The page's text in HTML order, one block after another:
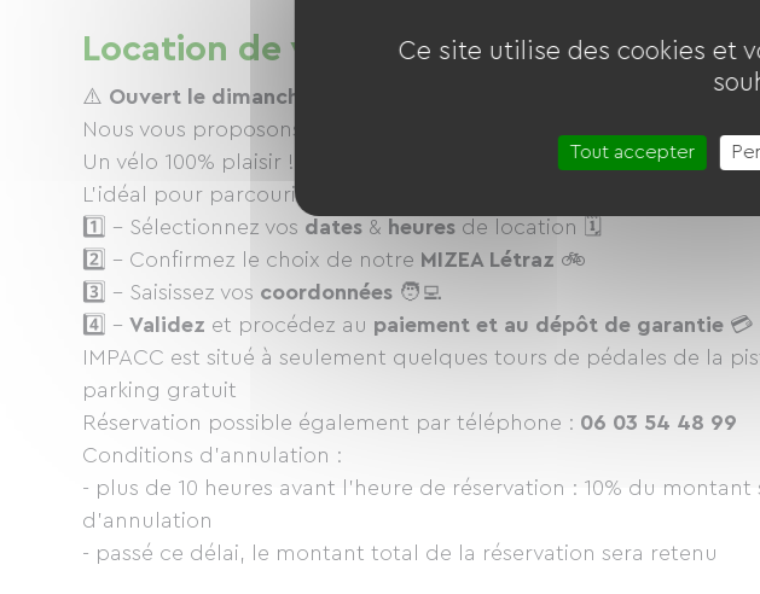
Location de vélos à IMPACC
⚠️ Ouvert le dimanche et jours fériés UNIQUEMENT sur réservation
Nous vous proposons notre vélo de promenade à assistance
Un vélo 100% plaisir ! Découvrez le vélo sous un angle
L'idéal pour parcourir le tour du lac d'Annecy en une demi
1️⃣ - Sélectionnez vos dates & heures de location 🗓
2️⃣ - Confirmez le choix de notre MIZEA Létraz 🚲
3️⃣ - Saisissez vos coordonnées 🧑‍💻
4️⃣ - Validez et procédez au paiement et au dépôt de garantie 💳
IMPACC est situé à seulement quelques tours de pédales de la
parking gratuit
Réservation possible également par téléphone : 06 03 54 48 99
Conditions d'annulation :
- plus de 10 heures avant l'heure de réservation : 10% du
d'annulation
- passé ce délai, le montant total de la réservation sera retenu
Ce site utilise des cookies et
Tout accepter